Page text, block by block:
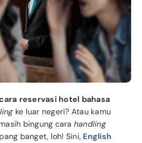
reservasi hotel bahasa
ke luar negeri? Atau kamu
bingung cara handling
banget, loh! Sini, English